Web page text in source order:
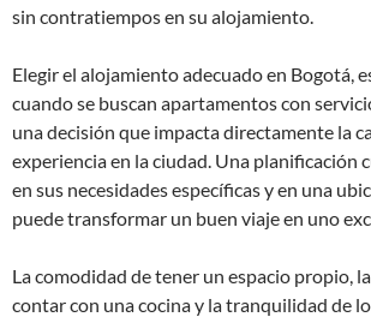
sin contratiempos en su alojamiento.
Elegir el alojamiento adecuado en Bogotá,
cuando se buscan apartamentos con
una decisión que impacta directamente la
experiencia en la ciudad. Una planificación
en sus necesidades específicas y en una
puede transformar un buen viaje en uno
La comodidad de tener un espacio propio,
contar con una cocina y la tranquilidad de